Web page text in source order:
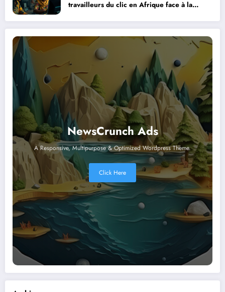
travailleurs du clic en Afrique face à la
NewsCrunch Ads
A Responsive, Multipurpose & Optimized Wordpress Theme.
Click Here